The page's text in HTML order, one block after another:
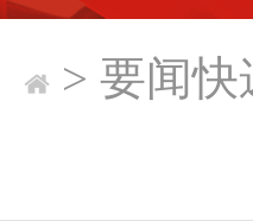
> 要闻快